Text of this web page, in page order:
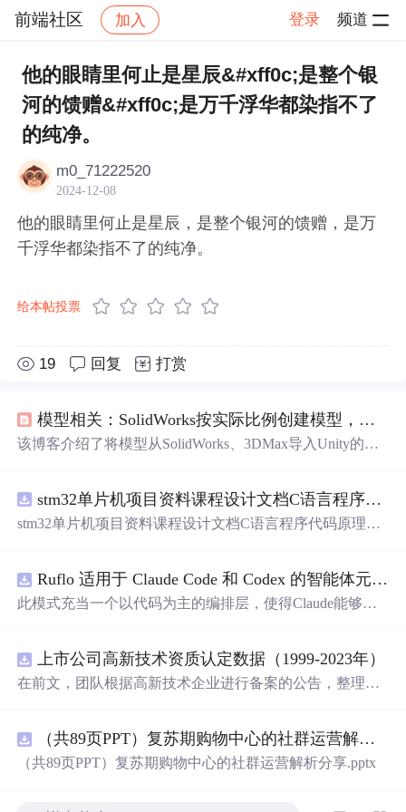
前端社区 加入 登录 频道
社区 前端社区 感慨 帖子详情
他的眼睛里何止是星辰&#xff0c;是整个银
河的馈赠&#xff0c;是万千浮华都染指不了
的纯净。
m0_71222520
2024-12-08
他的眼睛里何止是星辰，是整个银河的馈赠，是万
千浮华都染指不了的纯净。
给本帖投票
19 回复 打赏
模型相关：SolidWorks按实际比例创建模型，在Unity中保持尺寸不变
该博客介绍了将模型从SolidWorks、3DMax导入Unity的方
y，在Unity面板新建Cube并按尺寸设定比例，可实现相关
功能。
stm32单片机项目资料课程设计文档C语言程序代码原理图电路PCB实例用单片机制作多路输入电压表
stm32单片机项目资料课程设计文档C语言程序代码原理图
Ruflo 适用于 Claude Code 和 Codex 的智能体元框架
此模式充当一个以代码为主的编排层，使得Claude能够自
上市公司高新技术资质认定数据（1999-2023年）
在前文，团队根据高新技术企业进行备案的公告，整理了
配，整理上市公司-高新技术资质认定数据，包含认定次
数、初次公告等 一、数据介绍 数据名称：上市公司-高新
（共89页PPT）复苏期购物中心的社群运营解析分享.pptx
（共89页PPT）复苏期购物中心的社群运营解析分享.pptx